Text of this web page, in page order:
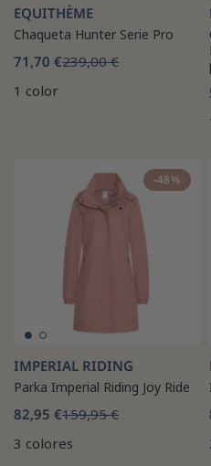
EQUITHÈME
Chaqueta Hunter Serie Pro
71,70 €239,00 €
1 color
-48%
IMPERIAL RIDING
Parka Imperial Riding Joy Ride
82,95 €159,95 €
3 colores